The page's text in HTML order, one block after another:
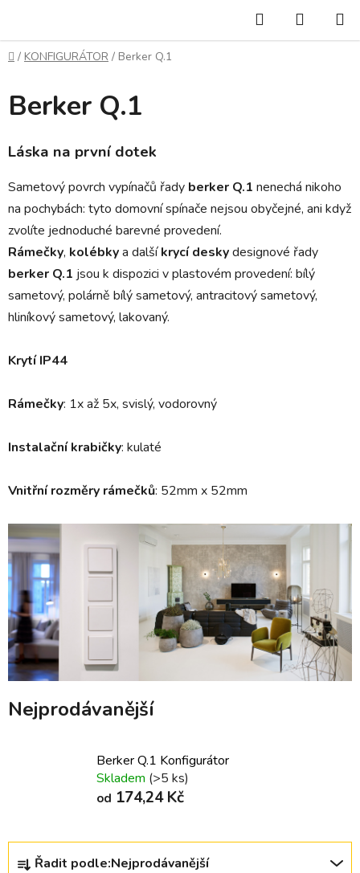
obsah
Hledat
KOŠÍK
Domů
/ KONFIGURÁTOR / Berker Q.1
Berker Q.1
Láska na první dotek
Sametový povrch vypínačů řady berker Q.1 nenechá nikoho
na pochybách: tyto domovní spínače nejsou obyčejné, ani když
zvolíte jednoduché barevné provedení.
Rámečky, kolébkya dalšíkrycí deskydesignové řady
berker Q.1 jsou k dispozici v plastovém provedení: bílý
sametový, polárně bílý sametový, antracitový sametový,
hliníkový sametový, lakovaný.
Krytí IP44
Rámečky: 1x až 5x, svislý, vodorovný
Instalační krabičky: kulaté
Vnitřní rozměry rámečků: 52mm x 52mm
Nejprodávanější
Berker Q.1 Konfigurátor
Skladem (>5 ks)
od 174,24 Kč
Ř
Řadit podle:Nejprodávanější